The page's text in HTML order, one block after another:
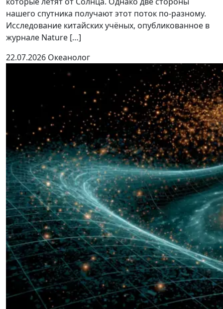
нашего спутника получают этот поток по-разному.
Исследование китайских учёных, опубликованное в
журнале Nature […]
22.07.2026 Океанолог